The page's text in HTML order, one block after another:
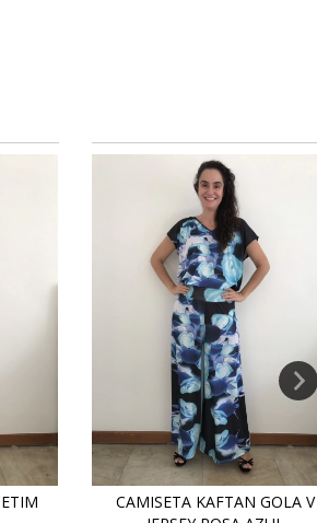
CAMISETA KAFTAN GOLA V